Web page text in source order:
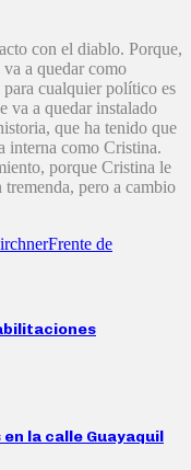
con el diablo. Porque,
a quedar como
cualquier político es
va a quedar instalado
que ha tenido que
interna como Cristina.
porque Cristina le
pero a cambio
Frente de
la calle Guayaquil